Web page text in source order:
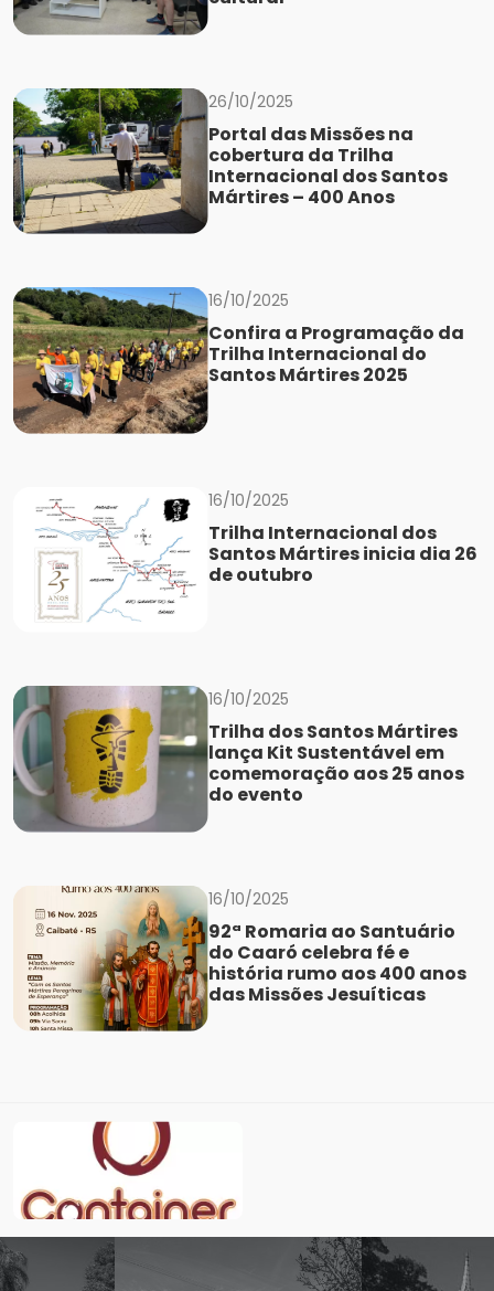
26/10/2025
Portal das Missões na
cobertura da Trilha
Internacional dos Santos
Mártires – 400 Anos
16/10/2025
Confira a Programação da
Trilha Internacional do
Santos Mártires 2025
16/10/2025
Trilha Internacional dos
Santos Mártires inicia dia 26
de outubro
16/10/2025
Trilha dos Santos Mártires
lança Kit Sustentável em
comemoração aos 25 anos
do evento
16/10/2025
92ª Romaria ao Santuário
do Caaró celebra fé e
história rumo aos 400 anos
das Missões Jesuíticas